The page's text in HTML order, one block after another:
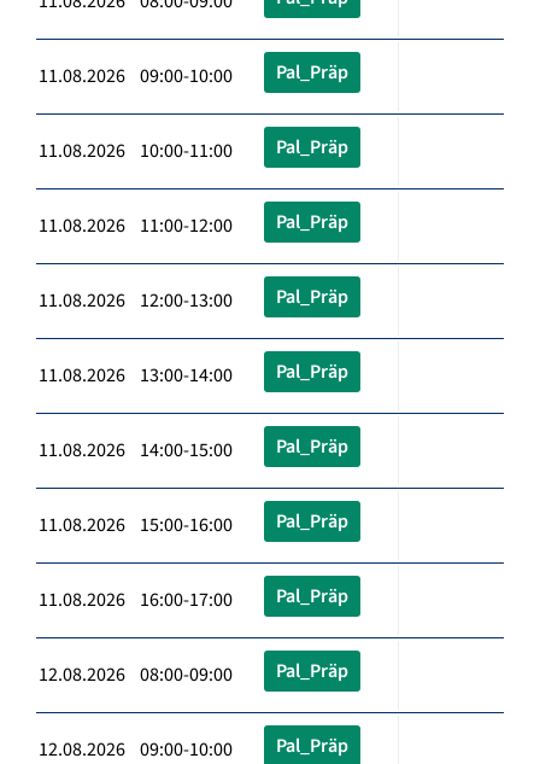
11.08.2026 09:00-10:00 Pal_Präp
11.08.2026 10:00-11:00 Pal_Präp
11.08.2026 11:00-12:00 Pal_Präp
11.08.2026 12:00-13:00 Pal_Präp
11.08.2026 13:00-14:00 Pal_Präp
11.08.2026 14:00-15:00 Pal_Präp
11.08.2026 15:00-16:00 Pal_Präp
11.08.2026 16:00-17:00 Pal_Präp
12.08.2026 08:00-09:00 Pal_Präp
12.08.2026 09:00-10:00 Pal_Präp